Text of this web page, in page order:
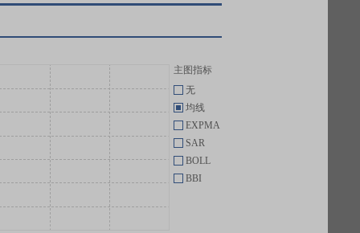
主图指标
无
均线
EXPMA
SAR
BOLL
BBI